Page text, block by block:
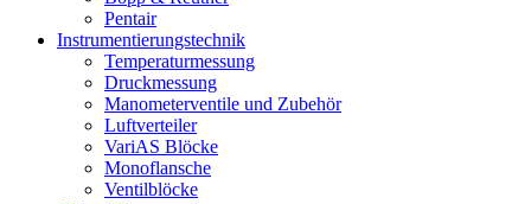
Pentair
Instrumentierungs­technik
Temperaturmessung
Druckmessung
Manometerventile und Zubehör
Luftverteiler
VariAS Blöcke
Monoflansche
Ventilblöcke